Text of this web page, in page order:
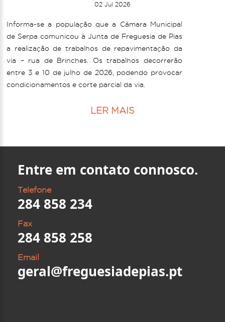
02 Jul 2026
Informa-se a população que a Câmara Municipal
de Serpa comunicou à Junta de Freguesia de Pias
a realização de trabalhos de repavimentação da
via – rua de Brinches. Os trabalhos decorrerão
entre 3 e 10 de julho de 2026, podendo provocar
condicionamentos e corte parcial da via.
LER MAIS
Entre em contato connosco.
Telefone
284 858 234
Fax
284 858 258
Email
geral@freguesiadepias.pt